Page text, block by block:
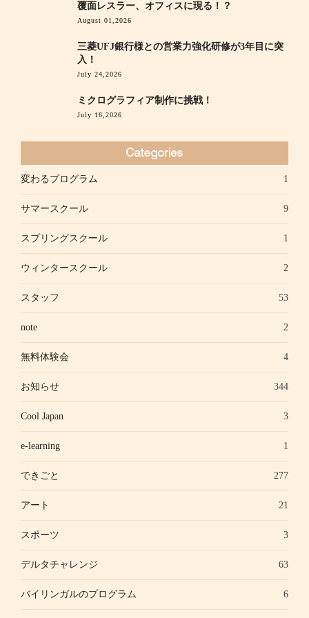
覆面レスラー、オフィスに現る！？
August 01,2026
三菱UFJ銀行様との営業力強化研修が3年目に突
入！
July 24,2026
ミクログラフィア制作に挑戦！
July 16,2026
変わるプログラム 1
サマースクール 9
スプリングスクール 1
ウィンタースクール 2
スタッフ 53
note 2
無料体験会 4
お知らせ 344
Cool Japan 3
e-learning 1
できごと 277
アート 21
スポーツ 3
デルタチャレンジ 63
バイリンガルのプログラム 6